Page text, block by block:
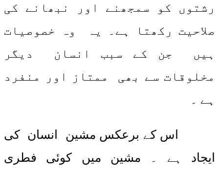
رشتوں کو سمجھنے اور نبھانے کی
صلاحیت رکھتا ہے۔ یہ وہ خصوصیات
ہیں جن کے سبب انسان دیگر
مخلوقات سے بھی ممتاز اور منفرد
ہے ۔
اس کے برعکس مشین انسان کی
ایجاد ہے ۔ مشین میں کوئی فطری